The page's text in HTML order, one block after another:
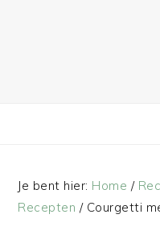
Je bent hier: Home /
Recepten /Courgetti